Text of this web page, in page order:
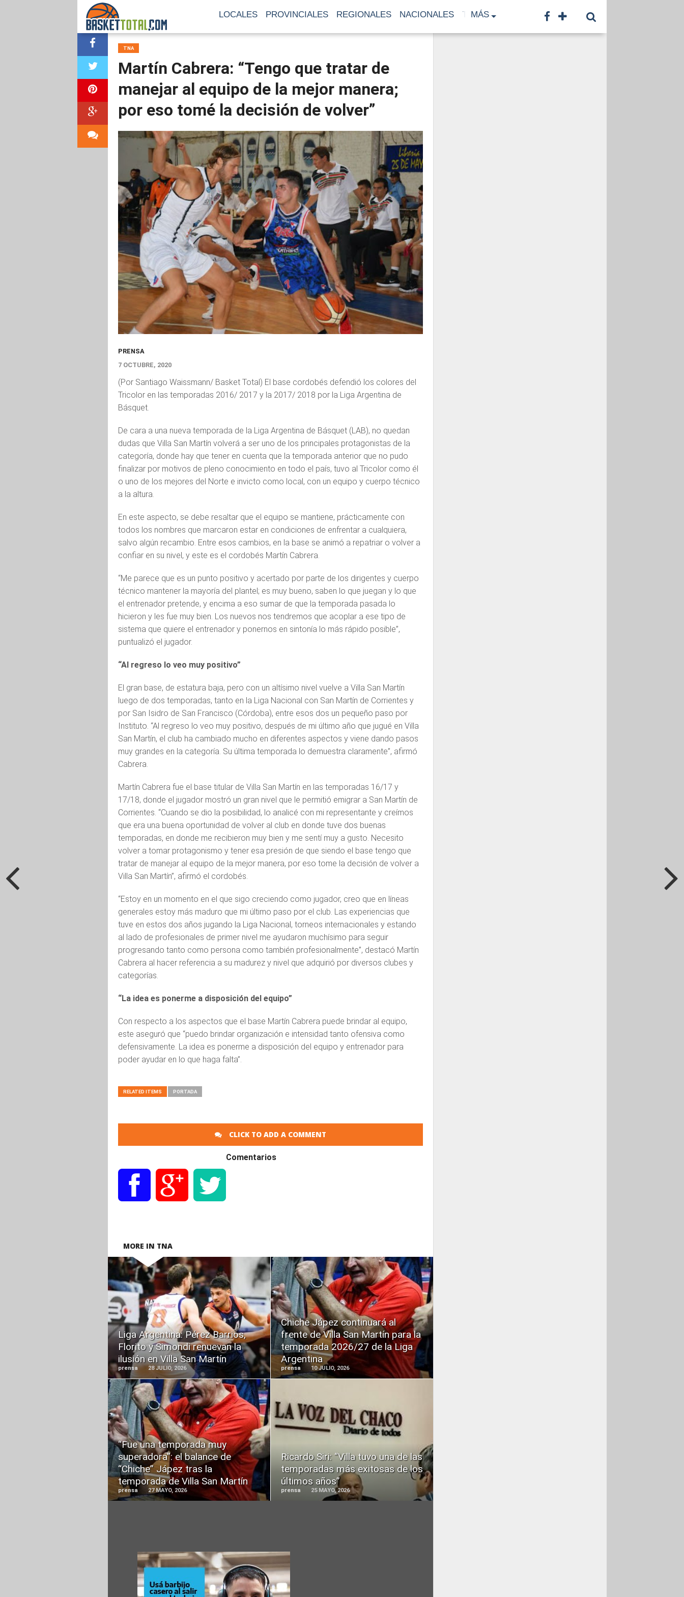
LOCALES PROVINCIALES REGIONALES NACIONALES TF TNA CONTACTO
MÁS
TNA
Martín Cabrera: “Tengo que tratar de
manejar al equipo de la mejor manera;
por eso tomé la decisión de volver”
PRENSA
7 OCTUBRE, 2020
(Por Santiago Waissmann/ Basket Total) El base cordobés defendió los colores del
Tricolor en las temporadas 2016/ 2017 y la 2017/ 2018 por la Liga Argentina de
Básquet.
De cara a una nueva temporada de la Liga Argentina de Básquet (LAB), no quedan
dudas que Villa San Martín volverá a ser uno de los principales protagonistas de la
categoría, donde hay que tener en cuenta que la temporada anterior que no pudo
finalizar por motivos de pleno conocimiento en todo el país, tuvo al Tricolor como él
o uno de los mejores del Norte e invicto como local, con un equipo y cuerpo técnico
a la altura.
En este aspecto, se debe resaltar que el equipo se mantiene, prácticamente con
todos los nombres que marcaron estar en condiciones de enfrentar a cualquiera,
salvo algún recambio. Entre esos cambios, en la base se animó a repatriar o volver a
confiar en su nivel, y este es el cordobés Martín Cabrera.
“Me parece que es un punto positivo y acertado por parte de los dirigentes y cuerpo
técnico mantener la mayoría del plantel; es muy bueno, saben lo que juegan y lo que
el entrenador pretende, y encima a eso sumar de que la temporada pasada lo
hicieron y les fue muy bien. Los nuevos nos tendremos que acoplar a ese tipo de
sistema que quiere el entrenador y ponernos en sintonía lo más rápido posible”,
puntualizó el jugador.
“Al regreso lo veo muy positivo”
El gran base, de estatura baja, pero con un altísimo nivel vuelve a Villa San Martín
luego de dos temporadas, tanto en la Liga Nacional con San Martín de Corrientes y
por San Isidro de San Francisco (Córdoba), entre esos dos un pequeño paso por
Instituto. “Al regreso lo veo muy positivo, después de mi último año que jugué en Villa
San Martín, el club ha cambiado mucho en diferentes aspectos y viene dando pasos
muy grandes en la categoría. Su última temporada lo demuestra claramente”, afirmó
Cabrera.
Martín Cabrera fue el base titular de Villa San Martín en las temporadas 16/17 y
17/18, donde el jugador mostró un gran nivel que le permitió emigrar a San Martín de
Corrientes. “Cuando se dio la posibilidad, lo analicé con mi representante y creímos
que era una buena oportunidad de volver al club en donde tuve dos buenas
temporadas, en donde me recibieron muy bien y me sentí muy a gusto. Necesito
volver a tomar protagonismo y tener esa presión de que siendo el base tengo que
tratar de manejar al equipo de la mejor manera, por eso tome la decisión de volver a
Villa San Martín”, afirmó el cordobés.
“Estoy en un momento en el que sigo creciendo como jugador, creo que en líneas
generales estoy más maduro que mi último paso por el club. Las experiencias que
tuve en estos dos años jugando la Liga Nacional, torneos internacionales y estando
al lado de profesionales de primer nivel me ayudaron muchísimo para seguir
progresando tanto como persona como también profesionalmente”, destacó Martín
Cabrera al hacer referencia a su madurez y nivel que adquirió por diversos clubes y
categorías.
“La idea es ponerme a disposición del equipo”
Con respecto a los aspectos que el base Martín Cabrera puede brindar al equipo,
este aseguró que “puedo brindar organización e intensidad tanto ofensiva como
defensivamente. La idea es ponerme a disposición del equipo y entrenador para
poder ayudar en lo que haga falta”.
RELATED ITEMS PORTADA
CLICK TO ADD A COMMENT
Comentarios
MORE IN TNA
Liga Argentina: Pérez Barrios,
Florito y Simondi renuevan la
ilusión en Villa San Martín
prensa 28 JULIO, 2026
READ
MORE
Chiche Jápez continuará al
frente de Villa San Martín para la
temporada 2026/27 de la Liga
Argentina
prensa 10 JULIO, 2026
READ
MORE
“Fue una temporada muy
superadora”: el balance de
“Chiche” Jápez tras la
temporada de Villa San Martín
prensa 27 MAYO, 2026
READ
MORE
Ricardo Siri: “Villa tuvo una de las
temporadas más exitosas de los
últimos años”
prensa 25 MAYO, 2026
READ
MORE